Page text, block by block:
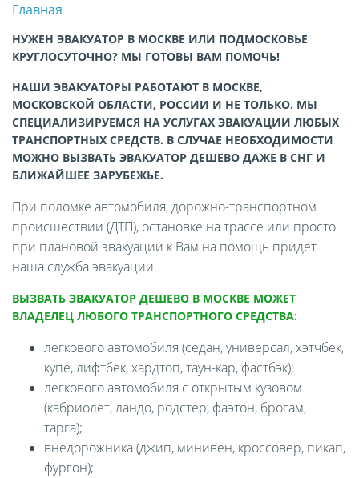
Главная
НУЖЕН ЭВАКУАТОР В МОСКВЕ ИЛИ ПОДМОСКОВЬЕ
КРУГЛОСУТОЧНО? МЫ ГОТОВЫ ВАМ ПОМОЧЬ!
НАШИ ЭВАКУАТОРЫ РАБОТАЮТ В МОСКВЕ,
МОСКОВСКОЙ ОБЛАСТИ, РОССИИ И НЕ ТОЛЬКО. МЫ
СПЕЦИАЛИЗИРУЕМСЯ НА УСЛУГАХ ЭВАКУАЦИИ ЛЮБЫХ
ТРАНСПОРТНЫХ СРЕДСТВ. В СЛУЧАЕ НЕОБХОДИМОСТИ
МОЖНО ВЫЗВАТЬ ЭВАКУАТОР ДЕШЕВО ДАЖЕ В СНГ И
БЛИЖАЙШЕЕ ЗАРУБЕЖЬЕ.
При поломке автомобиля, дорожно-транспортном
происшествии (ДТП), остановке на трассе или просто
при плановой эвакуации к Вам на помощь придет
наша служба эвакуации.
ВЫЗВАТЬ ЭВАКУАТОР ДЕШЕВО В МОСКВЕ МОЖЕТ
ВЛАДЕЛЕЦ ЛЮБОГО ТРАНСПОРТНОГО СРЕДСТВА:
легкового автомобиля (седан, универсал, хэтчбек,
купе, лифтбек, хардтоп, таун-кар, фастбэк);
легкового автомобиля с открытым кузовом
(кабриолет, ландо, родстер, фаэтон, брогам,
тарга);
внедорожника (джип, минивен, кроссовер, пикап,
фургон);